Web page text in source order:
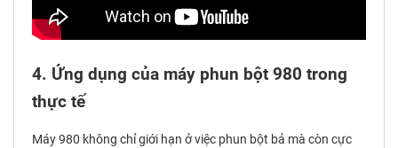
4. Ứng dụng của máy phun bột 980 trong
thực tế
Máy 980 không chỉ giới hạn ở việc phun bột bả mà còn cực